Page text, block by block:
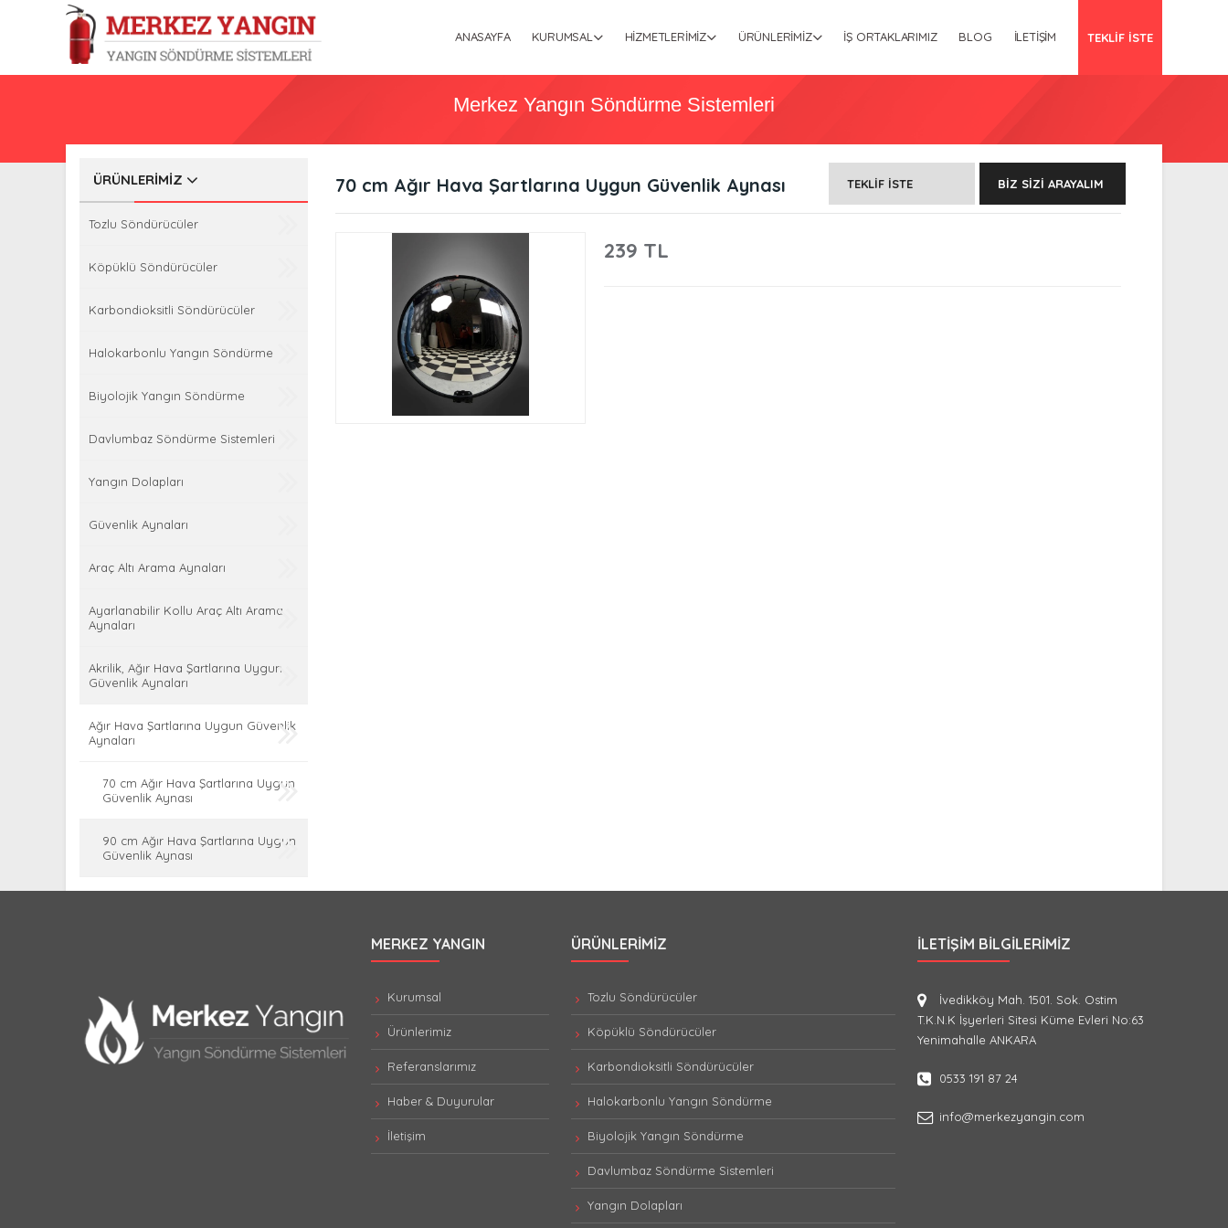
ANASAYFA KURUMSAL HIZMETLERIMIZ ÜRÜNLERIMIZ İŞ ORTAKLARIMIZ BLOG İLETIŞIM TEKLİF İSTE
Merkez Yangın Söndürme Sistemleri
ÜRÜNLERIMIZ
Tozlu Söndürücüler
Köpüklü Söndürücüler
Karbondioksitli Söndürücüler
Halokarbonlu Yangın Söndürme
Biyolojik Yangın Söndürme
Davlumbaz Söndürme Sistemleri
Yangın Dolapları
Güvenlik Aynaları
Araç Altı Arama Aynaları
Ayarlanabilir Kollu Araç Altı Arama
Aynaları
Akrilik, Ağır Hava Şartlarına Uygun
Güvenlik Aynaları
Ağır Hava Şartlarına Uygun Güvenlik
Aynaları
70 cm Ağır Hava Şartlarına Uygun
Güvenlik Aynası
90 cm Ağır Hava Şartlarına Uygun
Güvenlik Aynası
70 cm Ağır Hava Şartlarına Uygun Güvenlik Aynası TEKLIF İSTE BIZ SIZI ARAYALIM
239 TL
MERKEZ YANGIN
Kurumsal
Ürünlerimiz
Referanslarımız
Haber & Duyurular
İletişim
ÜRÜNLERIMIZ
Tozlu Söndürücüler
Köpüklü Söndürücüler
Karbondioksitli Söndürücüler
Halokarbonlu Yangın Söndürme
Biyolojik Yangın Söndürme
Davlumbaz Söndürme Sistemleri
Yangın Dolapları
İLETIŞIM BILGILERIMIZ
İvedikköy Mah. 1501. Sok. Ostim
T.K.N.K İşyerleri Sitesi Küme Evleri No:63
Yenimahalle ANKARA
0533 191 87 24
info@merkezyangin.com